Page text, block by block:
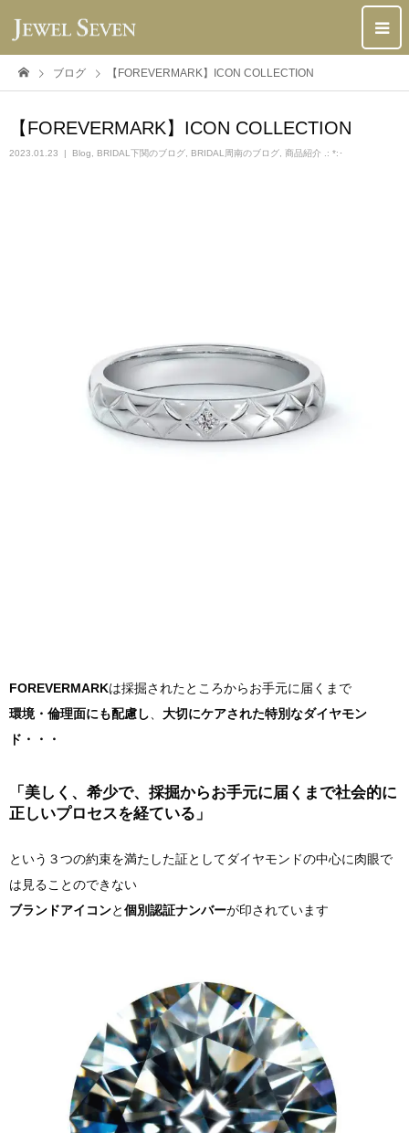
ブログ 【FOREVERMARK】ICON COLLECTION
【FOREVERMARK】ICON COLLECTION
2023.01.23 Blog BRIDAL下関のブログ BRIDAL周南のブログ 商品紹介 .: *:･
FOREVERMARKは採掘されたところからお手元に届くまで
環境・倫理面にも配慮し
大切にケアされた特別なダイヤモン
ド・・・
「美しく、希少で、採掘からお手元に届くまで社会的に
正しいプロセスを経ている」
という３つの約束を満たした証としてダイヤモンドの中心に肉眼で
は見ることのできない
ブランドアイコンと個別認証ナンバーが印されています